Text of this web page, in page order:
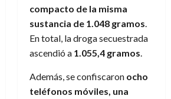
compacto de la misma
sustancia de 1.048 gramos
En total, la droga secuestrada
ascendió a 1.055,4 gramos
Además, se confiscaron ocho
teléfonos móviles, una